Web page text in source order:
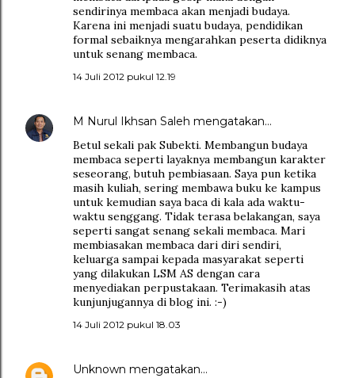
sendirinya membaca akan menjadi budaya.
Karena ini menjadi suatu budaya, pendidikan
formal sebaiknya mengarahkan peserta didiknya
untuk senang membaca.
14 Juli 2012 pukul 12.19
M Nurul Ikhsan Saleh mengatakan…
Betul sekali pak Subekti. Membangun budaya
membaca seperti layaknya membangun karakter
seseorang, butuh pembiasaan. Saya pun ketika
masih kuliah, sering membawa buku ke kampus
untuk kemudian saya baca di kala ada waktu-
waktu senggang. Tidak terasa belakangan, saya
seperti sangat senang sekali membaca. Mari
membiasakan membaca dari diri sendiri,
keluarga sampai kepada masyarakat seperti
yang dilakukan LSM AS dengan cara
menyediakan perpustakaan. Terimakasih atas
kunjunjugannya di blog ini. :-)
14 Juli 2012 pukul 18.03
Unknown mengatakan…